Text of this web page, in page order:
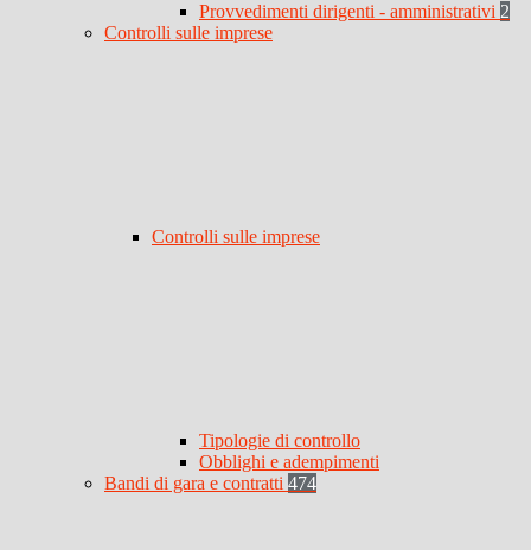
Provvedimenti dirigenti - amministrativi 2
Controlli sulle imprese
Controlli sulle imprese
Tipologie di controllo
Obblighi e adempimenti
Bandi di gara e contratti 474